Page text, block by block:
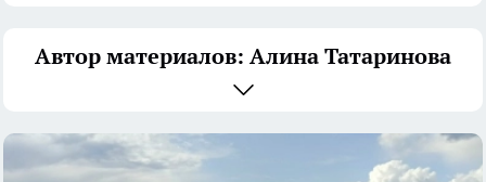
Автор материалов: Алина Татаринова